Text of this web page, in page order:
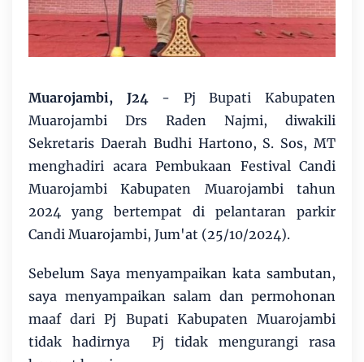
Muarojambi, J24 - Pj Bupati Kabupaten
Muarojambi Drs Raden Najmi, diwakili
Sekretaris Daerah Budhi Hartono, S. Sos, MT
menghadiri acara Pembukaan Festival Candi
Muarojambi Kabupaten Muarojambi tahun
2024 yang bertempat di pelantaran parkir
Candi Muarojambi, Jum'at (25/10/2024).
Sebelum Saya menyampaikan kata sambutan,
saya menyampaikan salam dan permohonan
maaf dari Pj Bupati Kabupaten Muarojambi
tidak hadirnya Pj tidak mengurangi rasa